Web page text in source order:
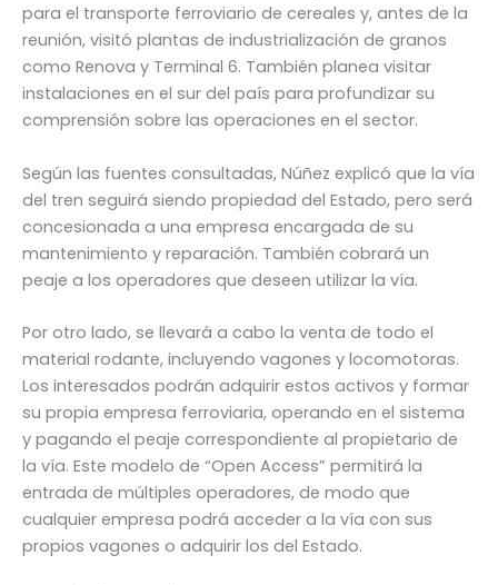
para el transporte ferroviario de cereales y, antes de la
reunión, visitó plantas de industrialización de granos
como Renova y Terminal 6. También planea visitar
instalaciones en el sur del país para profundizar su
comprensión sobre las operaciones en el sector.
Según las fuentes consultadas, Núñez explicó que la vía
del tren seguirá siendo propiedad del Estado, pero será
concesionada a una empresa encargada de su
mantenimiento y reparación. También cobrará un
peaje a los operadores que deseen utilizar la vía.
Por otro lado, se llevará a cabo la venta de todo el
material rodante, incluyendo vagones y locomotoras.
Los interesados podrán adquirir estos activos y formar
su propia empresa ferroviaria, operando en el sistema
y pagando el peaje correspondiente al propietario de
la vía. Este modelo de “Open Access” permitirá la
entrada de múltiples operadores, de modo que
cualquier empresa podrá acceder a la vía con sus
propios vagones o adquirir los del Estado.